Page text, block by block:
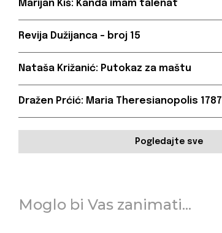
Marijan Kiš: Kanda imam talenat
Revija Dužijanca - broj 15
Nataša Križanić: Putokaz za maštu
Dražen Prćić: Maria Theresianopolis 1787
Pogledajte sve
Moglo bi Vas zanimati...